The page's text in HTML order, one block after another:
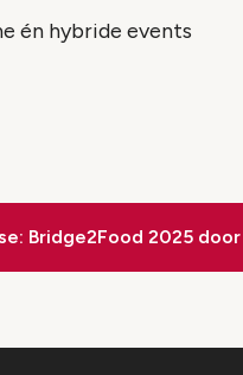
én hybride events
Bridge2Food 2025 door